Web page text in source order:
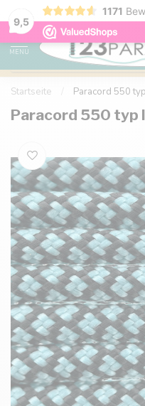
9,5
1171
Kostenlose Lieferung nach
MENU
Startseite Paracord 550
Paracord 550 typ